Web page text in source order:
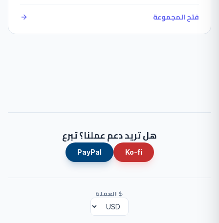
فتح المجموعة
هل تريد دعم عملنا؟ تبرع
Ko-fi
PayPal
العملة